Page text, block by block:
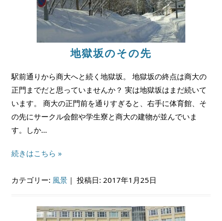
地獄坂のその先
駅前通りから商大へと続く地獄坂。 地獄坂の終点は商大の
正門までだと思っていませんか？ 実は地獄坂はまだ続いて
います。 商大の正門前を通りすぎると、右手に体育館、そ
の先にサークル会館や学生寮と商大の建物が並んでいま
す。しか…
続きはこちら »
カテゴリー: 風景 ｜投稿日: 2017年1月25日